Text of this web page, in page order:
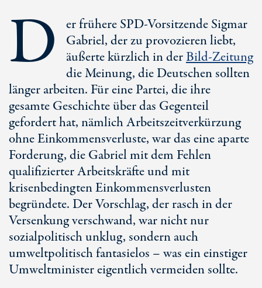
D
er frühere SPD-Vorsitzende Sigmar
Gabriel, der zu provozieren liebt,
äußerte kürzlich in derBild-Zeitung
die Meinung, die Deutschen sollten
länger arbeiten. Für eine Partei, die ihre
gesamte Geschichte über das Gegenteil
gefordert hat, nämlich Arbeitszeitverkürzung
ohne Einkommensverluste, war das eine aparte
Forderung, die Gabriel mit dem Fehlen
qualifizierter Arbeitskräfte und mit
krisenbedingten Einkommensverlusten
begründete. Der Vorschlag, der rasch in der
Versenkung verschwand, war nicht nur
sozialpolitisch unklug, sondern auch
umweltpolitisch fantasielos – was ein einstiger
Umweltminister eigentlich vermeiden sollte.